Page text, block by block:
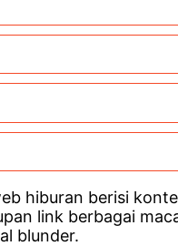
hiburan berisi
link berbagai
blunder.